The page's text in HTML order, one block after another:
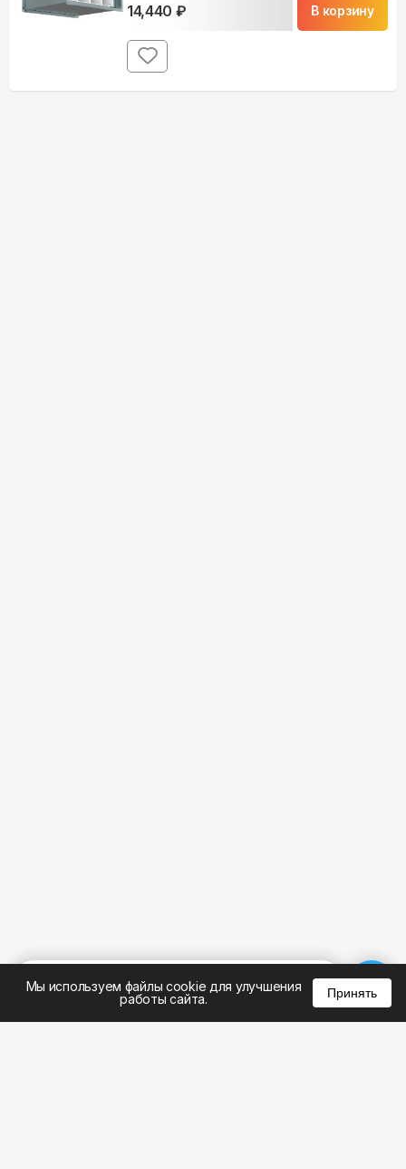
14,440 ₽ В корзину
Мы используем файлы cookie для улучшения
работы сайта.
Принять